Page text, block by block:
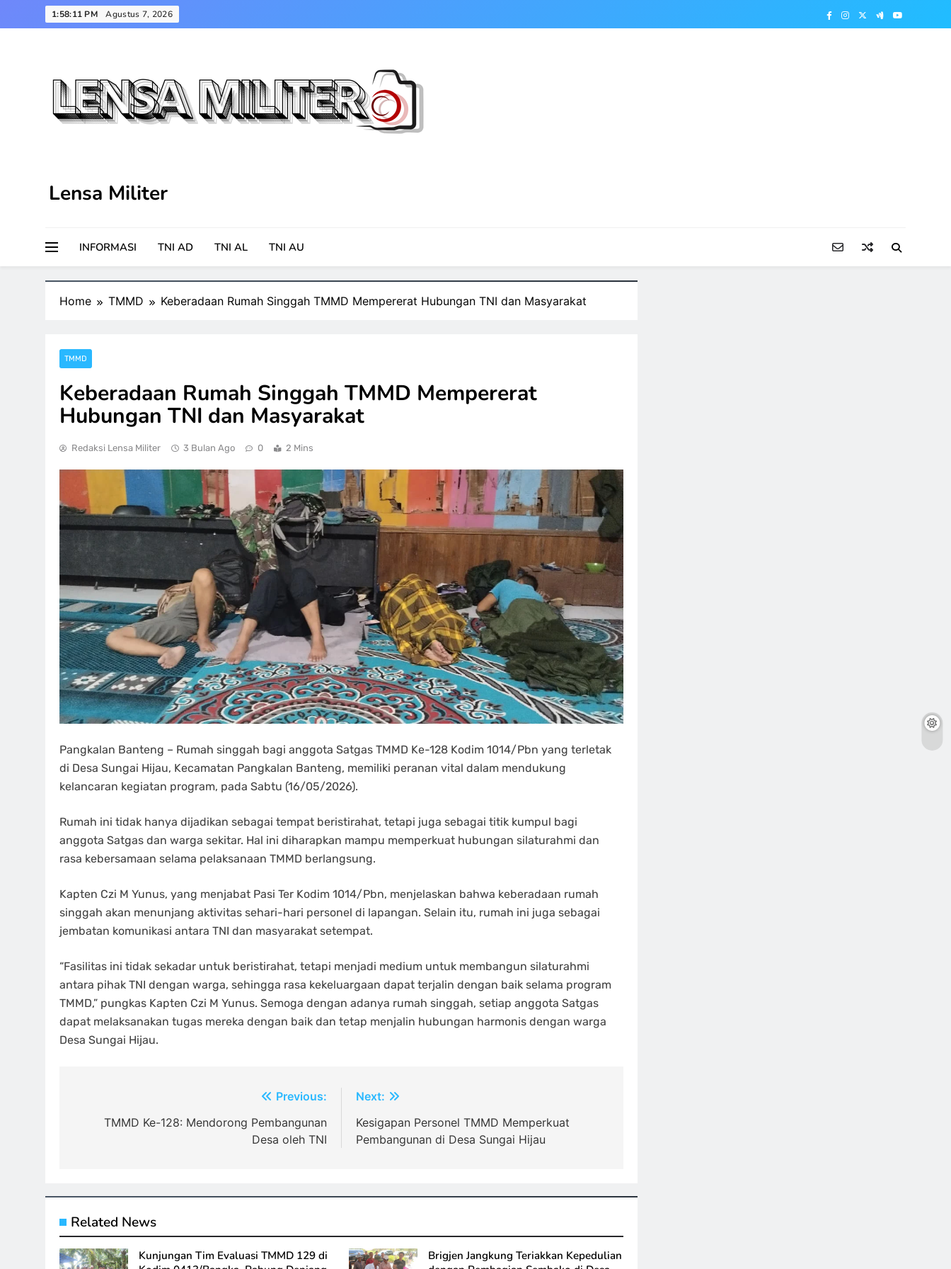
to
1:58:12 PM Agustus 7, 2026
Lensa Militer
INFORMASI TNI AD TNI AL TNI AU
Home TMMD Keberadaan Rumah Singgah TMMD Mempererat Hubungan TNI dan Masyarakat
TMMD
Keberadaan Rumah Singgah TMMD Mempererat
Hubungan TNI dan Masyarakat
Redaksi Lensa Militer 3 Bulan Ago 0 2 Mins
Pangkalan Banteng – Rumah singgah bagi anggota Satgas TMMD Ke-128 Kodim 1014/Pbn yang terletak
di Desa Sungai Hijau, Kecamatan Pangkalan Banteng, memiliki peranan vital dalam mendukung
kelancaran kegiatan program, pada Sabtu (16/05/2026).
Rumah ini tidak hanya dijadikan sebagai tempat beristirahat, tetapi juga sebagai titik kumpul bagi
anggota Satgas dan warga sekitar. Hal ini diharapkan mampu memperkuat hubungan silaturahmi dan
rasa kebersamaan selama pelaksanaan TMMD berlangsung.
Kapten Czi M Yunus, yang menjabat Pasi Ter Kodim 1014/Pbn, menjelaskan bahwa keberadaan rumah
singgah akan menunjang aktivitas sehari-hari personel di lapangan. Selain itu, rumah ini juga sebagai
jembatan komunikasi antara TNI dan masyarakat setempat.
“Fasilitas ini tidak sekadar untuk beristirahat, tetapi menjadi medium untuk membangun silaturahmi
antara pihak TNI dengan warga, sehingga rasa kekeluargaan dapat terjalin dengan baik selama program
TMMD,” pungkas Kapten Czi M Yunus. Semoga dengan adanya rumah singgah, setiap anggota Satgas
dapat melaksanakan tugas mereka dengan baik dan tetap menjalin hubungan harmonis dengan warga
Desa Sungai Hijau.
Previous:
TMMD Ke-128: Mendorong Pembangunan
Desa oleh TNI
Next:
Kesigapan Personel TMMD Memperkuat
Pembangunan di Desa Sungai Hijau
Related News
Kunjungan Tim Evaluasi TMMD 129 di
Brigjen Jangkung Teriakkan Kepedulian